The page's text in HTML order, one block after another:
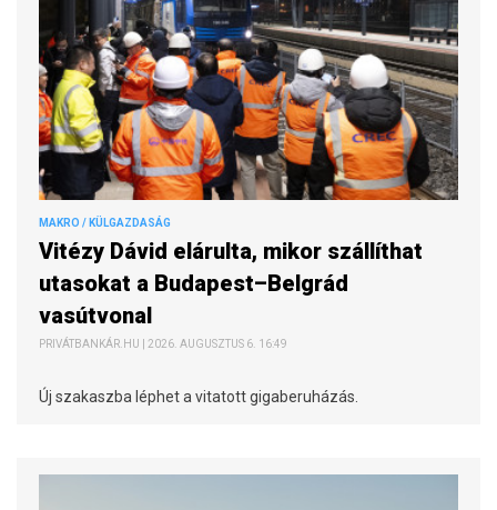
MAKRO / KÜLGAZDASÁG
Vitézy Dávid elárulta, mikor szállíthat
utasokat a Budapest–Belgrád
vasútvonal
PRIVÁTBANKÁR.HU | 2026. AUGUSZTUS 6. 16:49
Új szakaszba léphet a vitatott gigaberuházás.